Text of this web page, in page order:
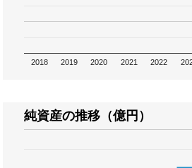
2018 2019 2020 2021 2022
純資産の推移（億円）